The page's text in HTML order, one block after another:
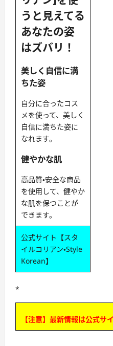
うと見えてる
あなたの姿
はズバリ！
美しく自信に満
ちた姿
自分に合ったコス
メを使って、美しく
自信に満ちた姿に
なれます。
健やかな肌
高品質・安全な商品
を使用して、健やか
な肌を保つことが
できます。
公式サイト【スタ
イルコリアン・Style
Korean】
*
【注意】最新情報は公式サ